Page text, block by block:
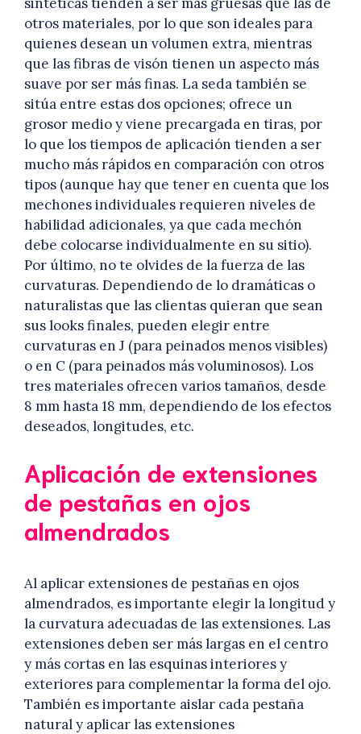
otros materiales, por lo que son ideales para
quienes desean un volumen extra, mientras
que las fibras de visón tienen un aspecto más
suave por ser más finas. La seda también se
sitúa entre estas dos opciones; ofrece un
grosor medio y viene precargada en tiras, por
lo que los tiempos de aplicación tienden a ser
mucho más rápidos en comparación con otros
tipos (aunque hay que tener en cuenta que los
mechones individuales requieren niveles de
habilidad adicionales, ya que cada mechón
debe colocarse individualmente en su sitio).
Por último, no te olvides de la fuerza de las
curvaturas. Dependiendo de lo dramáticas o
naturalistas que las clientas quieran que sean
sus looks finales, pueden elegir entre
curvaturas en J (para peinados menos visibles)
o en C (para peinados más voluminosos). Los
tres materiales ofrecen varios tamaños, desde
8 mm hasta 18 mm, dependiendo de los efectos
deseados, longitudes, etc.
Aplicación de extensiones
de pestañas en ojos
almendrados
Al aplicar extensiones de pestañas en ojos
almendrados, es importante elegir la longitud y
la curvatura adecuadas de las extensiones. Las
extensiones deben ser más largas en el centro
y más cortas en las esquinas interiores y
exteriores para complementar la forma del ojo.
También es importante aislar cada pestaña
natural y aplicar las extensiones